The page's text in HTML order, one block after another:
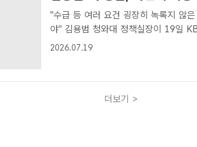
"수급 등 여러 요건 굉장히 녹록지 않
야" 김용범 청와대 정책실장이 19일 KBS '일요진단 라이브'에 출연해 최근
부동산 시장 상황과 관련해 "많은 국민
2026.07.19
더보기 >